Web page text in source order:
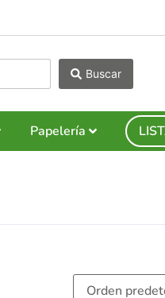
Buscar
Papelería